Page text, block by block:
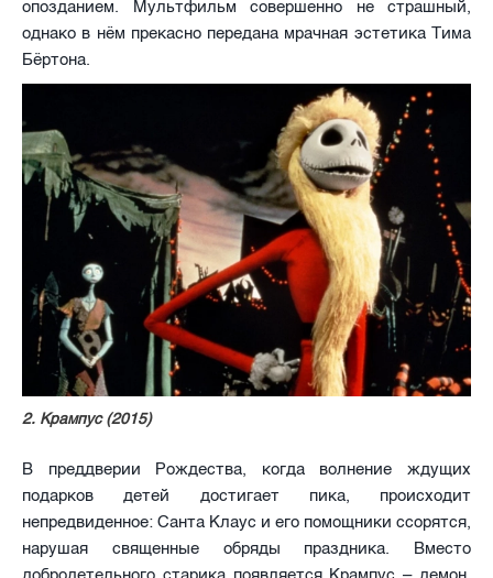
опозданием. Мультфильм совершенно не страшный,
однако в нём прекасно передана мрачная эстетика Тима
Бёртона.
2. Крампус (2015)
В преддверии Рождества, когда волнение ждущих
подарков детей достигает пика, происходит
непредвиденное: Санта Клаус и его помощники ссорятся,
нарушая священные обряды праздника. Вместо